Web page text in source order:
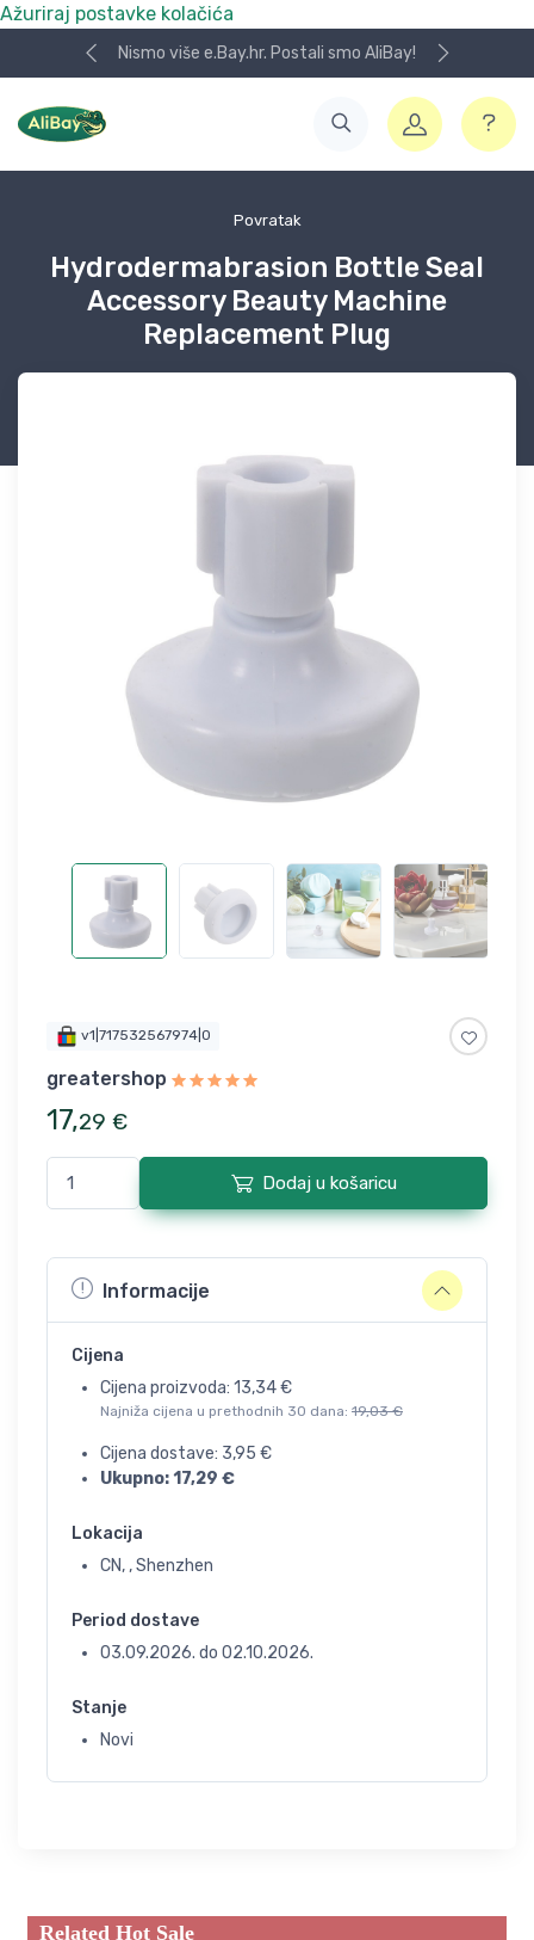
Ažuriraj postavke kolačića
Nismo više e.Bay.hr. Postali smo AliBay!
Povratak
Hydrodermabrasion Bottle Seal
Accessory Beauty Machine
Replacement Plug
v1|717532567974|0
greatershop
17,29 €
Dodaj u košaricu
Informacije
Cijena
Cijena proizvoda: 13,34€
Najniža cijena u prethodnih 30 dana: 19,03 €
Cijena dostave: 3,95 €
Ukupno:17,29 €
Lokacija
CN, , Shenzhen
Period dostave
03.09.2026. do 02.10.2026.
Stanje
Novi